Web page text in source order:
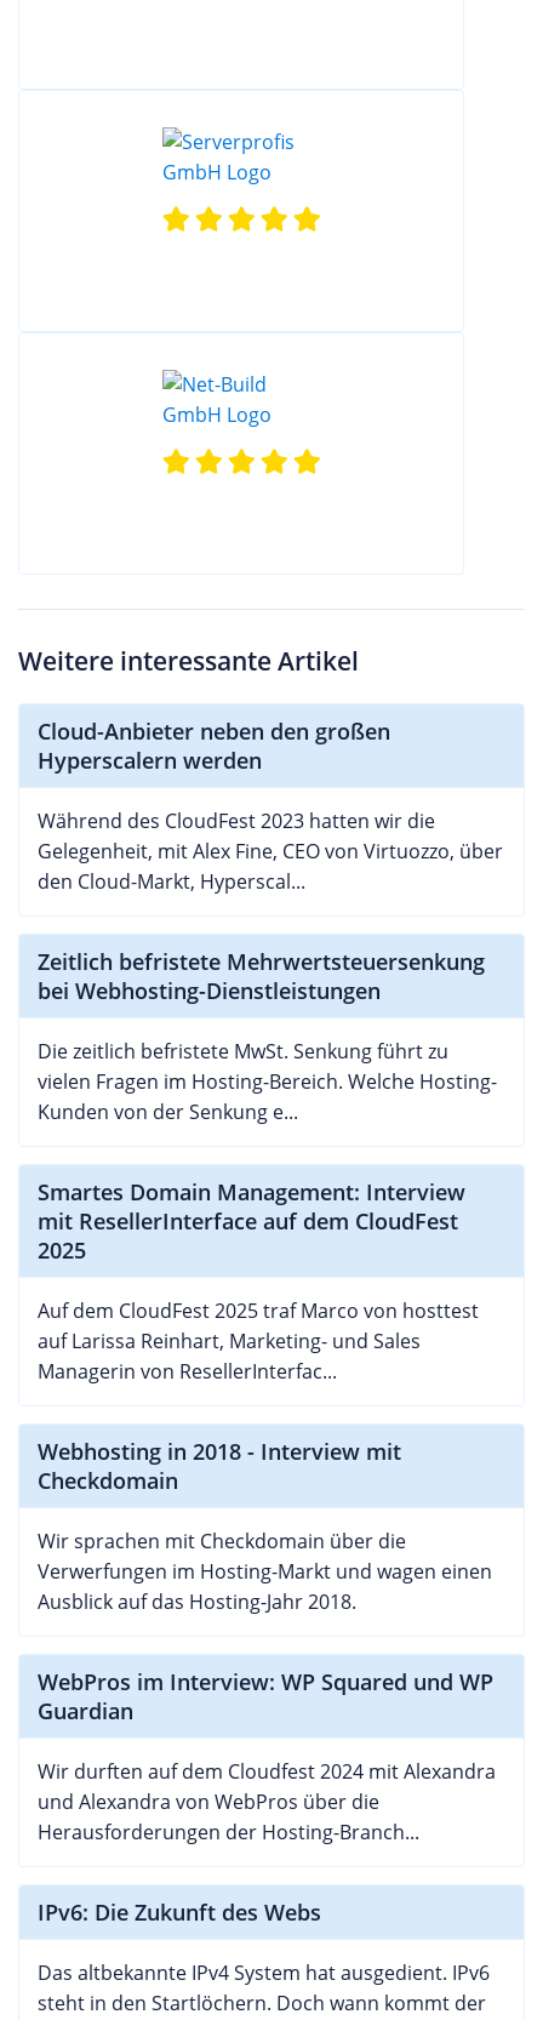
Weitere interessante Artikel
Cloud-Anbieter neben den großen
Hyperscalern werden
Während des CloudFest 2023 hatten wir die
Gelegenheit, mit Alex Fine, CEO von Virtuozzo, über
den Cloud-Markt, Hyperscal...
Zeitlich befristete Mehrwertsteuersenkung
bei Webhosting-Dienstleistungen
Die zeitlich befristete MwSt. Senkung führt zu
vielen Fragen im Hosting-Bereich. Welche Hosting-
Kunden von der Senkung e...
Smartes Domain Management: Interview
mit ResellerInterface auf dem CloudFest
2025
Auf dem CloudFest 2025 traf Marco von hosttest
auf Larissa Reinhart, Marketing- und Sales
Managerin von ResellerInterfac...
Webhosting in 2018 - Interview mit
Checkdomain
Wir sprachen mit Checkdomain über die
Verwerfungen im Hosting-Markt und wagen einen
Ausblick auf das Hosting-Jahr 2018.
WebPros im Interview: WP Squared und WP
Guardian
Wir durften auf dem Cloudfest 2024 mit Alexandra
und Alexandra von WebPros über die
Herausforderungen der Hosting-Branch...
IPv6: Die Zukunft des Webs
Das altbekannte IPv4 System hat ausgedient. IPv6
steht in den Startlöchern. Doch wann kommt der